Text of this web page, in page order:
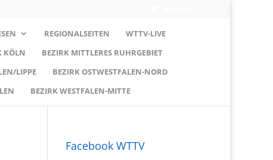
REGIONALSEITEN
WTTV-LIVE
KÖLN
BEZIRK MITTLERES RUHRGEBIET
LIPPE
BEZIRK OSTWESTFALEN-NORD
BEZIRK WESTFALEN-MITTE
Facebook WTTV